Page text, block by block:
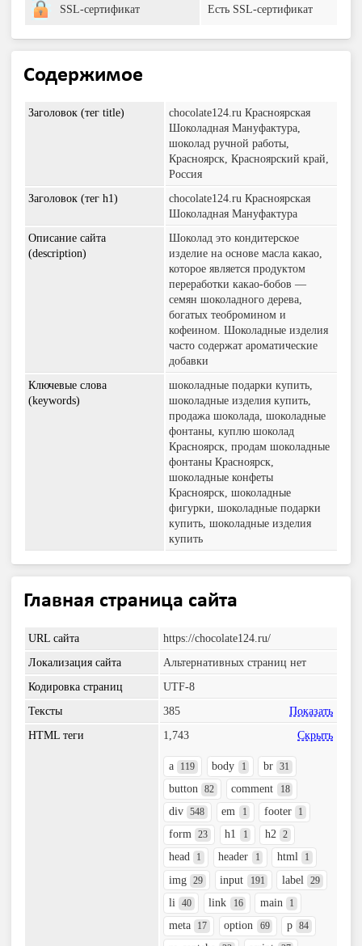
SSL-сертификат Есть SSL-сертификат
Содержимое
Заголовок (тег title)
chocolate124.ru Красноярская
Шоколадная Мануфактура,
шоколад ручной работы,
Красноярск, Красноярский край,
Россия
Заголовок (тег h1)
chocolate124.ru Красноярская
Шоколадная Мануфактура
Описание сайта
(description)
Шоколад это кондитерское
изделие на основе масла какао,
которое является продуктом
переработки какао-бобов —
семян шоколадного дерева,
богатых теобромином и
кофеином. Шоколадные изделия
часто содержат ароматические
добавки
Ключевые слова
(keywords)
шоколадные подарки купить,
шоколадные изделия купить,
продажа шоколада, шоколадные
фонтаны, куплю шоколад
Красноярск, продам шоколадные
фонтаны Красноярск,
шоколадные конфеты
Красноярск, шоколадные
фигурки, шоколадные подарки
купить, шоколадные изделия
купить
Главная страница сайта
URL сайта
https://chocolate124.ru/
Локализация сайта
Альтернативных страниц нет
Кодировка страниц
UTF-8
Тексты
385
Показать
HTML теги
1,743 Скрыть
a 119 body 1 br 31
button 82 comment 18
div 548 em 1 footer 1
form 23 h1 1 h2 2
head 1 header 1 html 1
img 29 input 191 label 29
li 40 link 16 main 1
meta 17 option 69 p 84